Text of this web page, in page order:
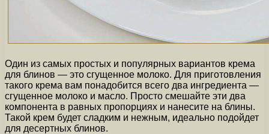
Один из самых простых и популярных вариантов крема
для блинов — это сгущенное молоко. Для приготовления
такого крема вам понадобится всего два ингредиента —
сгущенное молоко и масло. Просто смешайте эти два
компонента в равных пропорциях и нанесите на блины.
Такой крем будет сладким и нежным, идеально подойдет
для десертных блинов.